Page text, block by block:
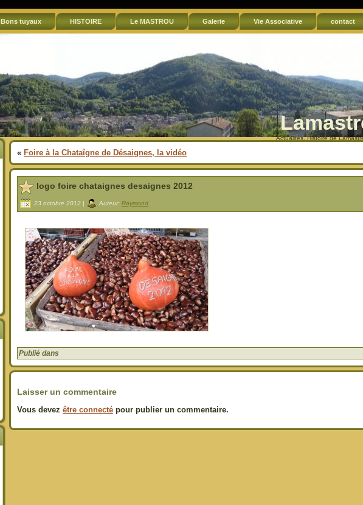
Bons tuyaux HISTOIRE Le MASTROU Galerie Vie Associative contact
Actualités, Histoire de
« Foire à la Chataîgne de Désaignes, la vidéo
logo foire chataignes desaignes 2012
23 octobre 2012 | Auteur: Raymond
Publié dans
Laisser un commentaire
Vous devez être connecté pour publier un commentaire.